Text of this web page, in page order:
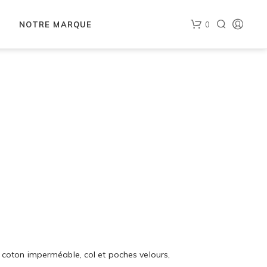
NOTRE MARQUE 0
imperméable, col et poches velours,